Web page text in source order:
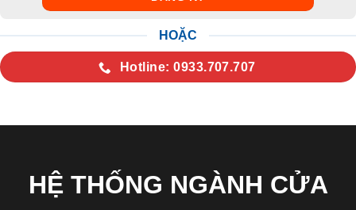
HOẶC
Hotline: 0933.707.707
HỆ THỐNG NGÀNH CỬA